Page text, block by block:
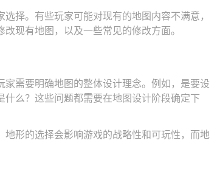
择。有些玩家可能对现有的地图内容不满意，
现有地图，以及一些常见的修改方面。
需要明确地图的整体设计理念。例如，是要设
么？这些问题都需要在地图设计阶段确定下
形的选择会影响游戏的战略性和可玩性，而地